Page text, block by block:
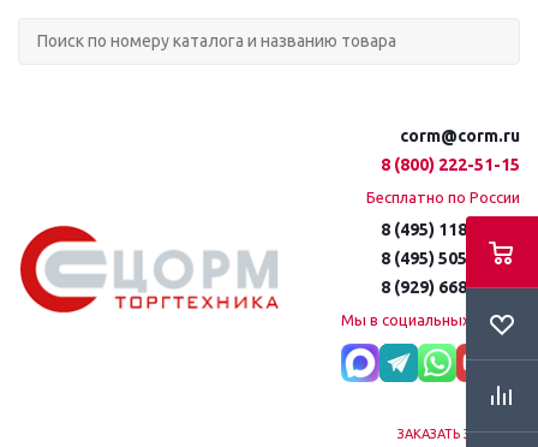
corm@corm.ru
8 (800) 222-51-15
Бесплатно по России
8 (495) 118-61-16
8 (495) 505-51-15
8 (929) 668-95-35
Мы в социальных сетях:
ЗАКАЗАТЬ ЗВОНОК